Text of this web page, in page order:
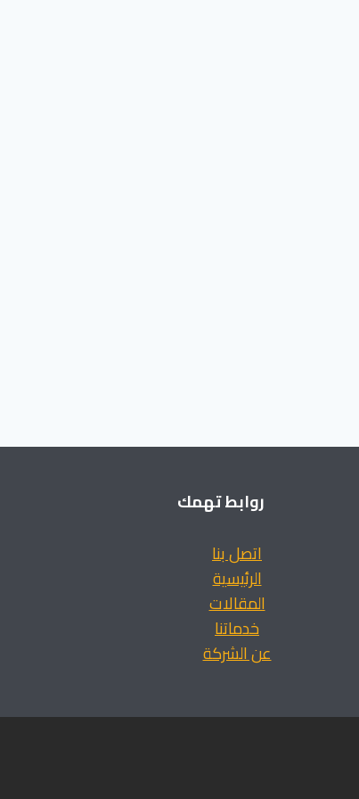
روابط تهمك
اتصل بنا
الرئيسية
المقالات
خدماتنا
عن الشركة